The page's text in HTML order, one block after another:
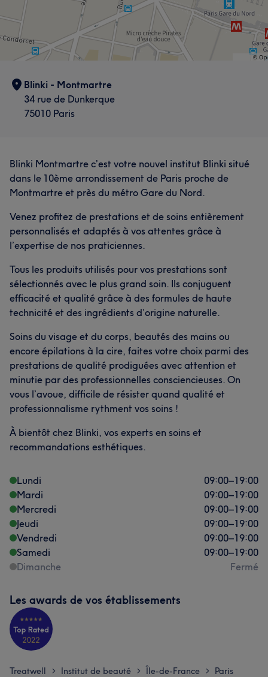
Blinki - Montmartre
34 rue de Dunkerque
75010 Paris
Blinki Montmartre c’est votre nouvel institut Blinki situé
dans le 10ème arrondissement de Paris proche de
Montmartre et près du métro Gare du Nord.
Venez profitez de prestations et de soins entièrement
personnalisés et adaptés à vos attentes grâce à
l’expertise de nos praticiennes.
Tous les produits utilisés pour vos prestations sont
sélectionnés avec le plus grand soin. Ils conjuguent
efficacité et qualité grâce à des formules de haute
technicité et des ingrédients d’origine naturelle.
Soins du visage et du corps, beautés des mains ou
encore épilations à la cire, faites votre choix parmi des
prestations de qualité prodiguées avec attention et
minutie par des professionnelles consciencieuses. On
vous l’avoue, difficile de résister quand qualité et
professionnalisme rythment vos soins !
À bientôt chez Blinki, vos experts en soins et
recommandations esthétiques.
Lundi 09:00–19:00
Mardi
09:00–19:00
Mercredi
09:00–19:00
Jeudi
09:00–19:00
Vendredi
09:00–19:00
Samedi
09:00–19:00
Dimanche
Fermé
Les awards de vos établissements
Treatwell > Institut de beauté > Île-de-France > Paris